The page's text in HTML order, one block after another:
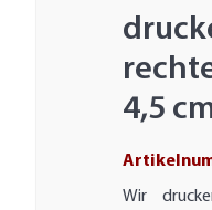
4,5
Wir